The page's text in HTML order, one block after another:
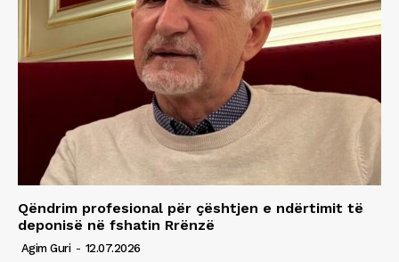
Qëndrim profesional për çështjen e ndërtimit të
deponisë në fshatin Rrënzë
Agim Guri - 12.07.2026